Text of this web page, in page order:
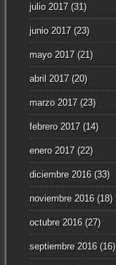
julio 2017(31)
junio 2017(23)
mayo 2017(21)
abril 2017(20)
marzo 2017(23)
febrero 2017(14)
enero 2017(22)
diciembre 2016(33)
noviembre 2016(18)
octubre 2016(27)
septiembre 2016(16)